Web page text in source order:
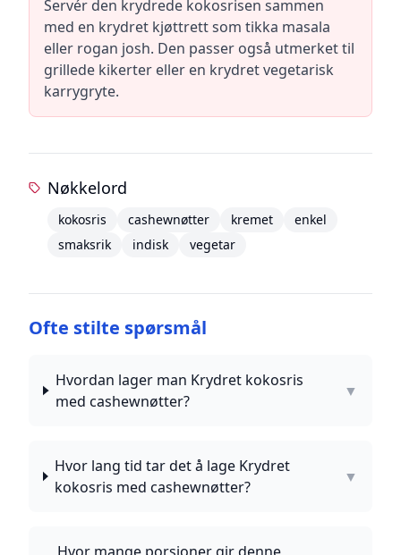
Servér den krydrede kokosrisen sammen
med en krydret kjøttrett som tikka masala
eller rogan josh. Den passer også utmerket til
grillede kikerter eller en krydret vegetarisk
karrygryte.
Nøkkelord
kokosris cashewnøtter kremet
enkel
smaksrik
indisk vegetar
Ofte stilte spørsmål
Hvordan lager man Krydret kokosris
med cashewnøtter?
▼
Hvor lang tid tar det å lage Krydret
kokosris med cashewnøtter?
▼